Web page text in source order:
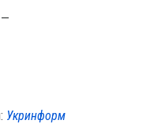
—
Укринформ